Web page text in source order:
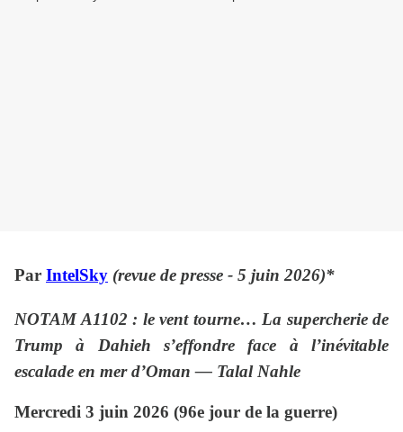
Par IntelSky (revue de presse - 5 juin 2026)*
NOTAM A1102 : le vent tourne… La supercherie de
Trump à Dahieh s’effondre face à l’inévitable
escalade en mer d’Oman — Talal Nahle
Mercredi 3 juin 2026 (96e jour de la guerre)